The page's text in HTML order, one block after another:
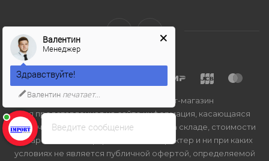
2026 © Import-bt.ru - интернет-магазин
Вся представленная на сайте информация, касающаяся
технических характеристик, наличия на складе, стоимости
товаров, носит информационный характер и ни при каких
условиях не является публичной офертой, определяемой
Введите сообщение
Валентин
Менеджер
Здравствуйте!
Валентин печатает...